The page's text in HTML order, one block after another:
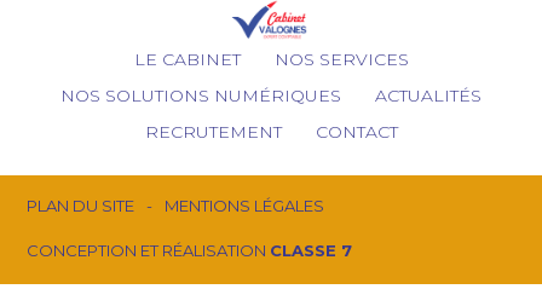
LE CABINET
NOS SERVICES
NOS SOLUTIONS NUMÉRIQUES
ACTUALITÉS
RECRUTEMENT
CONTACT
Footer
PLAN DU SITE MENTIONS LÉGALES
CONCEPTION ET RÉALISATION CLASSE 7